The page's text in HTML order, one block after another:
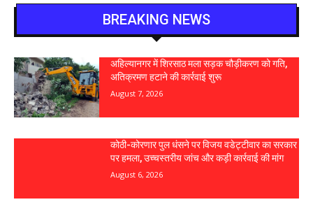
BREAKING NEWS
अहिल्यानगर में शिरसाठ मला सड़क चौड़ीकरण को गति,
अतिक्रमण हटाने की कार्रवाई शुरू
August 7, 2026
कोठी-कोरणार पुल धंसने पर विजय वडेट्टीवार का सरकार
पर हमला, उच्चस्तरीय जांच और कड़ी कार्रवाई की मांग
August 6, 2026